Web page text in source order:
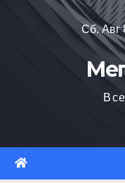
Сб. Авг